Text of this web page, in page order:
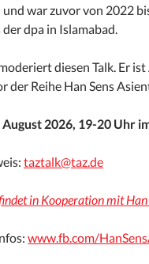
war zuvor von 2022
dpa in Islamabad.
diesen Talk. Er
der Reihe Han Sens
August 2026, 19-20 Uhr
taztalk@taz.de
in Kooperation mit
www.fb.com/